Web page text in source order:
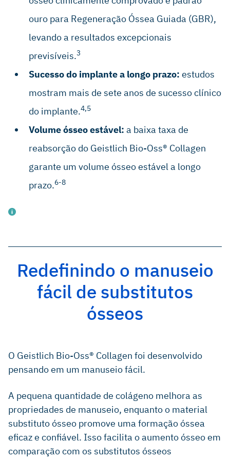
(Clinical study).
ouro para Regeneração Óssea Guiada (GBR),
levando a resultados excepcionais
previsíveis.3
Sucesso do implante a longo prazo: estudos
mostram mais de sete anos de sucesso clínico
do implante.4,5
Volume ósseo estável: a baixa taxa de
reabsorção do Geistlich Bio-Oss® Collagen
garante um volume ósseo estável a longo
prazo.6-8
Rohner D et al., Int J Oral Maxillofac Surg. 2013
May;42(5):585-91 (Clinical study).
Trevisiol L et al.: J Craniofac Surg. 2012; 23 (5), 1343-8
Batas L et al.: Dent J (Basel). 2024 Mar 20;12(3):80 (Clinical
2014; 34 (6), 795-804 (Clinical study).
Araújo MG et al., Clin Oral Implants Res. 2010
Jan;21(1):55-64 (Preclinical study).
Mordenfeld A et al., Clin. Oral Implant Res. 2010,
Sep;21(9):961–70 (Clinical study).
Redefinindo o manuseio
fácil de substitutos
ósseos
O Geistlich Bio-Oss® Collagen foi desenvolvido
pensando em um manuseio fácil.
A pequena quantidade de colágeno melhora as
propriedades de manuseio, enquanto o material
substituto ósseo promove uma formação óssea
eficaz e confiável. Isso facilita o aumento ósseo em
comparação com os substitutos ósseos